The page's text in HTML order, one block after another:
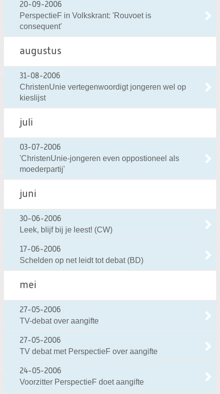
20-09-2006
PerspectieF in Volkskrant: 'Rouvoet is
consequent'
augustus
31-08-2006
ChristenUnie vertegenwoordigt jongeren wel op
kieslijst
juli
03-07-2006
'ChristenUnie-jongeren even oppostioneel als
moederpartij'
juni
30-06-2006
Leek, blijf bij je leest! (CW)
17-06-2006
Schelden op net leidt tot debat (BD)
mei
27-05-2006
TV-debat over aangifte
27-05-2006
TV debat met PerspectieF over aangifte
24-05-2006
Voorzitter PerspectieF doet aangifte